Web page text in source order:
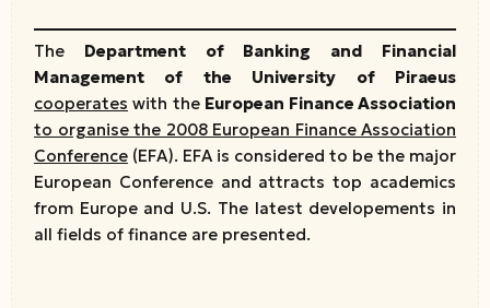
The Department of Banking and Financial
Management of the University of Piraeus
cooperates with the European Finance Association
to organise the 2008 European Finance Association
Conference (EFA). EFA is considered to be the major
European Conference and attracts top academics
from Europe and U.S. The latest developements in
all fields of finance are presented.